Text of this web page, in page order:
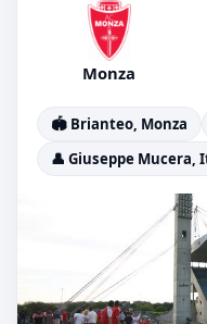
Monza
🏟️ Brianteo, Monza
👤 Giuseppe Mucera,